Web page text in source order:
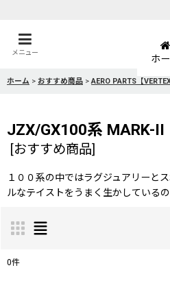
メニュー
ホ
ホーム > おすすめ商品 > AERO PARTS【
JZX/GX100系 MARK-II
[おすすめ商品]
１００系の中ではラグジュアリーと
ルなテイストをうまく生かしている
0件